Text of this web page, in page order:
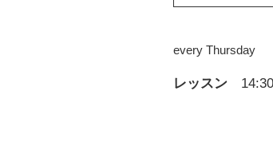
every Thursday
レッスン